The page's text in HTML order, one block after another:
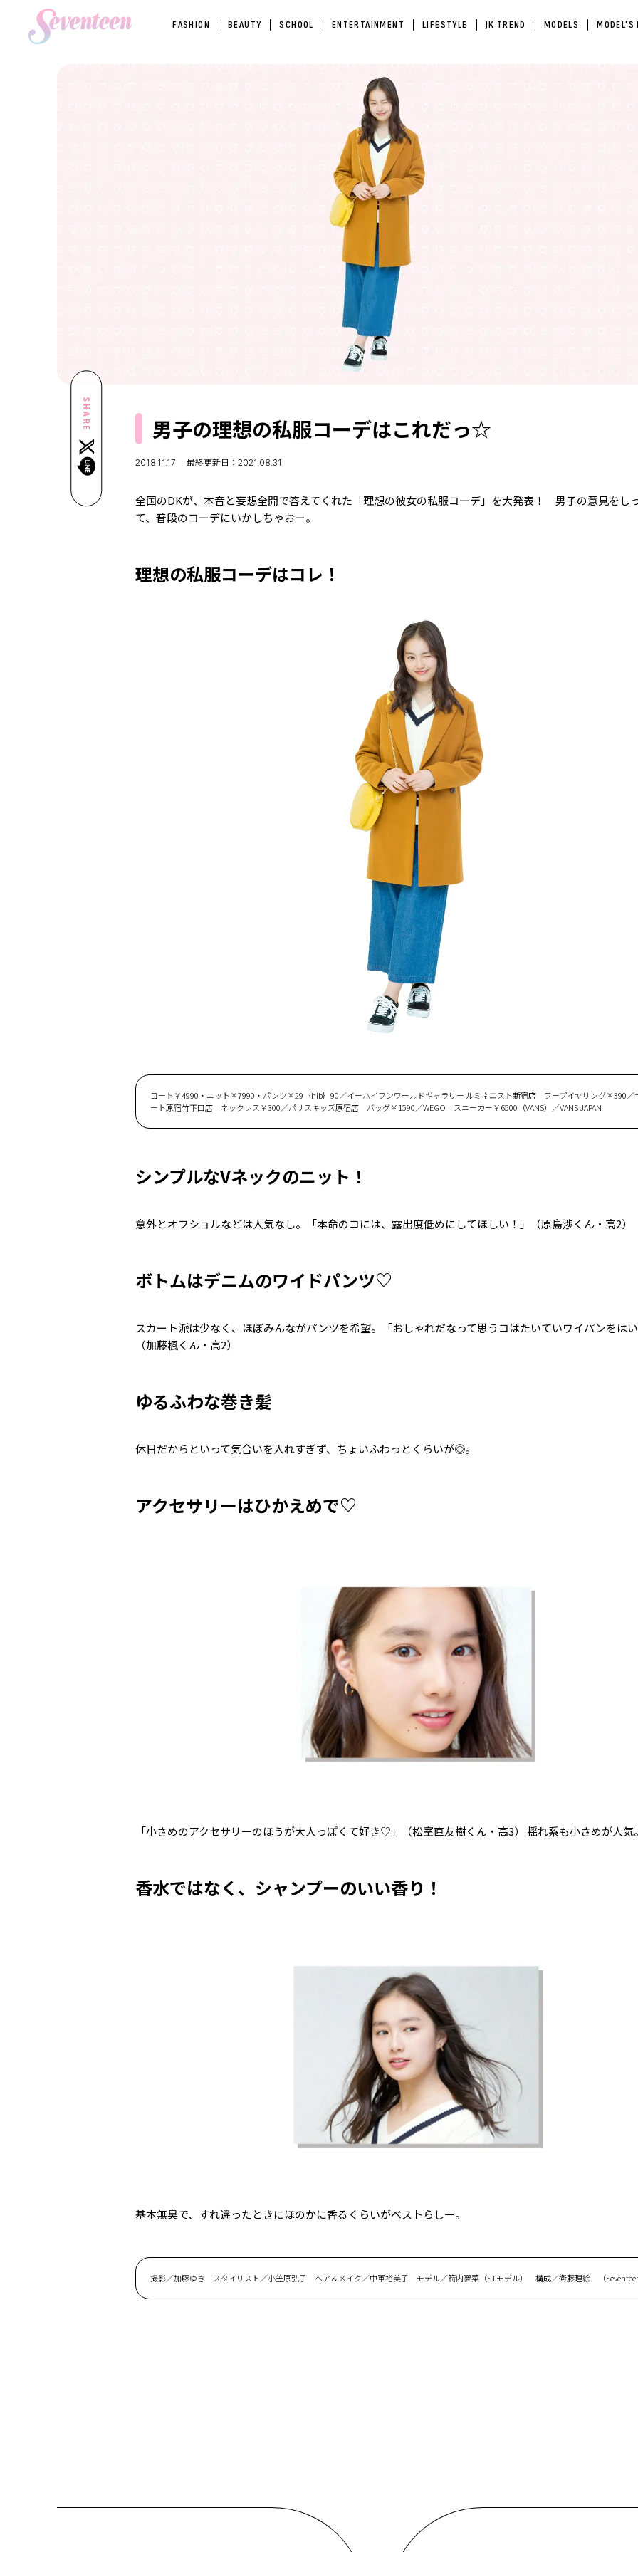
FASHION BEAUTY SCHOOL ENTERTAINMENT LIFESTYLE JK TREND MODELS MODEL'S
SHARE 男子の理想の私服コーデはこれだっ☆
2018.11.17 最終更新日：2021.08.31
全国のDKが、本音と妄想全開で答えてくれた「理想の彼女の私服コーデ」を大発表！ 男子の意見をし
て、普段のコーデにいかしちゃおー。
理想の私服コーデはコレ！
コート￥4990・ニット￥7990・パンツ￥29｛hlb｝90／イーハイフンワールドギャラリー ルミネエスト新宿店 フープイヤリング￥390／
ート原宿竹下口店 ネックレス￥300／パリスキッズ原宿店 バッグ￥1590／WEGO スニーカー￥6500（VANS）／VANS JAPAN
シンプルなVネックのニット！
意外とオフショルなどは人気なし。「本命のコには、露出度低めにしてほしい！」（原島渉くん・高2）
ボトムはデニムのワイドパンツ♡
スカート派は少なく、ほぼみんながパンツを希望。「おしゃれだなって思うコはたいていワイパンをは
（加藤楓くん・高2）
ゆるふわな巻き髪
休日だからといって気合いを入れすぎず、ちょいふわっとくらいが◎。
アクセサリーはひかえめで♡
「小さめのアクセサリーのほうが大人っぽくて好き♡」（松室直友樹くん・高3） 揺れ系も小さめが人気
香水ではなく、シャンプーのいい香り！
基本無臭で、すれ違ったときにほのかに香るくらいがベストらしー。
撮影／加藤ゆき スタイリスト／小笠原弘子 ヘア＆メイク／中軍裕美子 モデル／箭内夢菜（STモデル） 構成／衛藤理絵 （